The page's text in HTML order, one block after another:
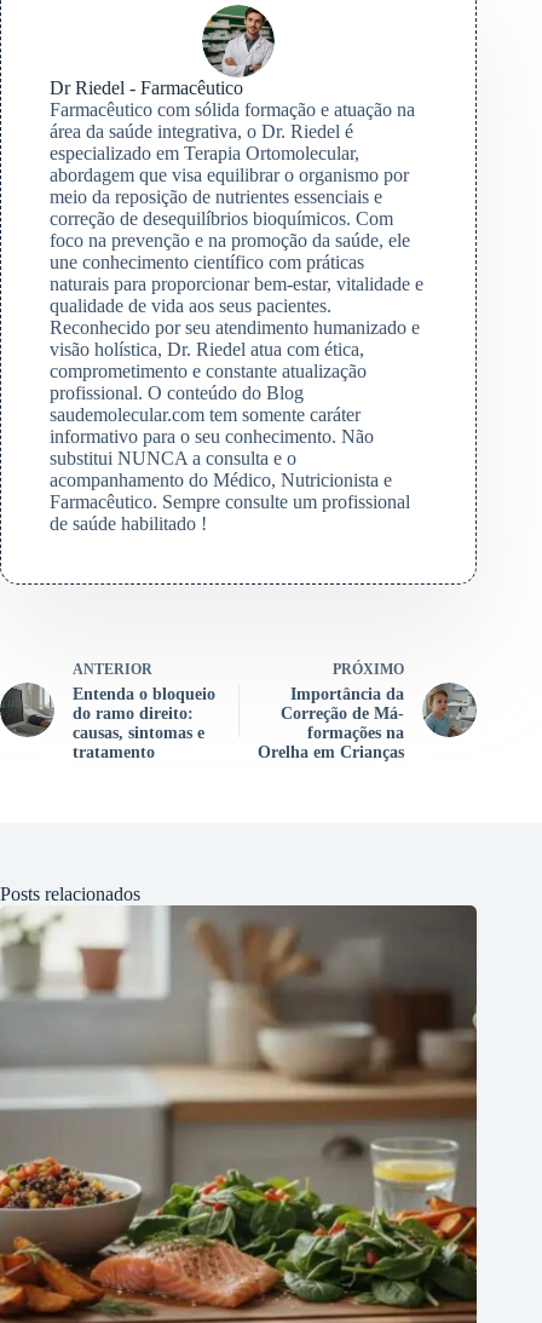
Dr Riedel - Farmacêutico
Farmacêutico com sólida formação e atuação na
área da saúde integrativa, o Dr. Riedel é
especializado em Terapia Ortomolecular,
abordagem que visa equilibrar o organismo por
meio da reposição de nutrientes essenciais e
correção de desequilíbrios bioquímicos. Com
foco na prevenção e na promoção da saúde, ele
une conhecimento científico com práticas
naturais para proporcionar bem-estar, vitalidade e
qualidade de vida aos seus pacientes.
Reconhecido por seu atendimento humanizado e
visão holística, Dr. Riedel atua com ética,
comprometimento e constante atualização
profissional. O conteúdo do Blog
saudemolecular.com tem somente caráter
informativo para o seu conhecimento. Não
substitui NUNCA a consulta e o
acompanhamento do Médico, Nutricionista e
Farmacêutico. Sempre consulte um profissional
de saúde habilitado !
ANTERIOR
Entenda o bloqueio
do ramo direito:
causas, sintomas e
tratamento
PRÓXIMO
Importância da
Correção de Má-
formações na
Orelha em Crianças
Posts relacionados